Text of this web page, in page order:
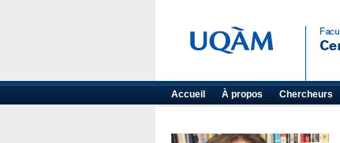
Accueil À propos Chercheurs